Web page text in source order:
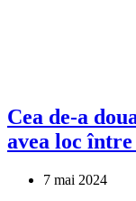
Cea de-a
avea loc
7 mai 2024